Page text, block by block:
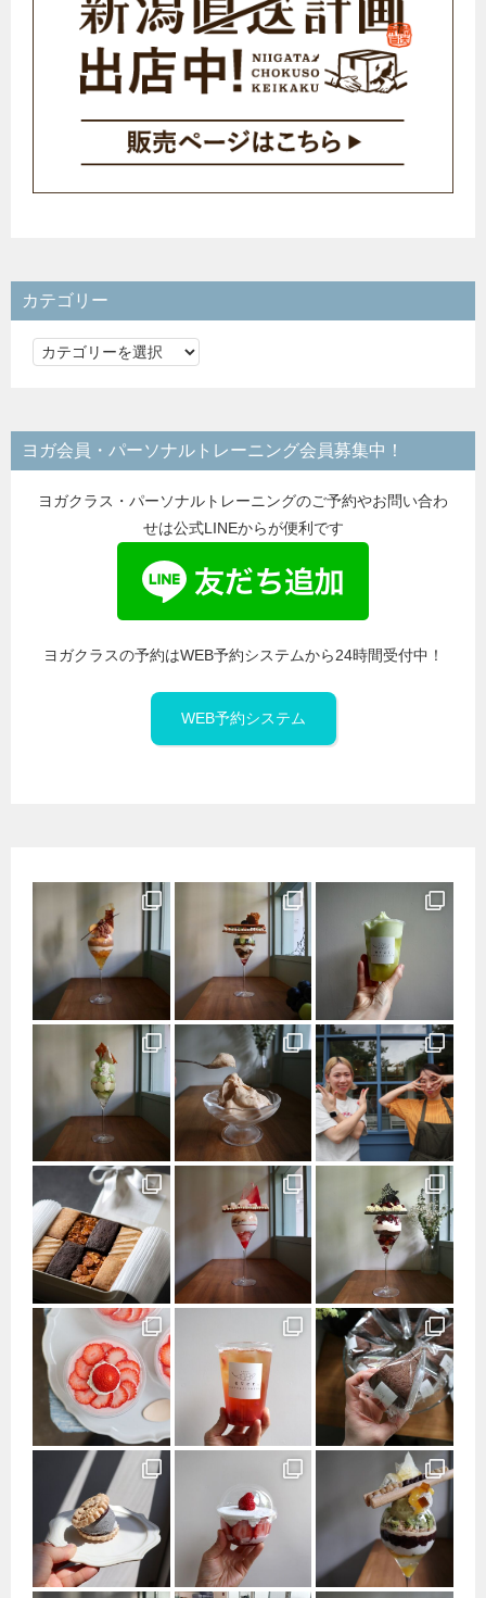
カテゴリー
カ
リ
ー
ヨガ会員・パーソナルトレーニング会員募集中！
ヨガクラス・パーソナルトレーニングのご予約やお問い合わ
せは公式LINEからが便利です
ヨガクラスの予約はWEB予約システムから24時間受付中！
WEB予約システム